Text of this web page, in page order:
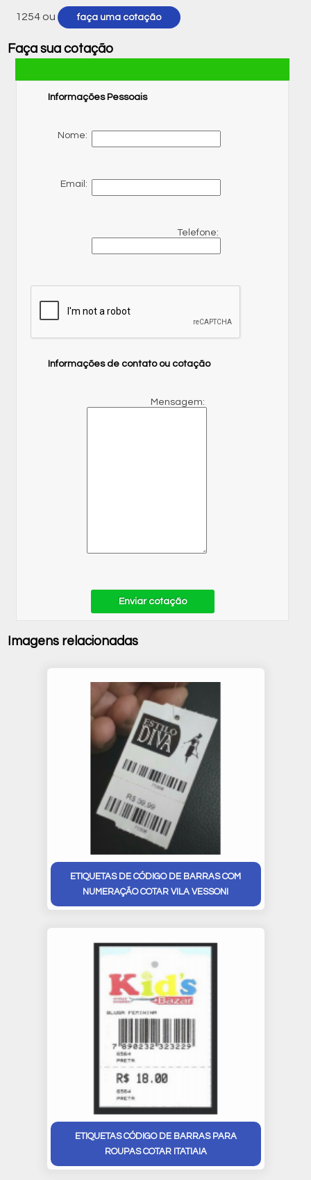
1254 ou faça uma cotação
Faça sua cotação
Informações Pessoais
Nome:
Email:
Telefone:
Informações de contato ou cotação
Mensagem:
Enviar cotação
Imagens relacionadas
ETIQUETAS DE CÓDIGO DE BARRAS COM
NUMERAÇÃO COTAR VILA VESSONI
ETIQUETAS CÓDIGO DE BARRAS PARA
ROUPAS COTAR ITATIAIA